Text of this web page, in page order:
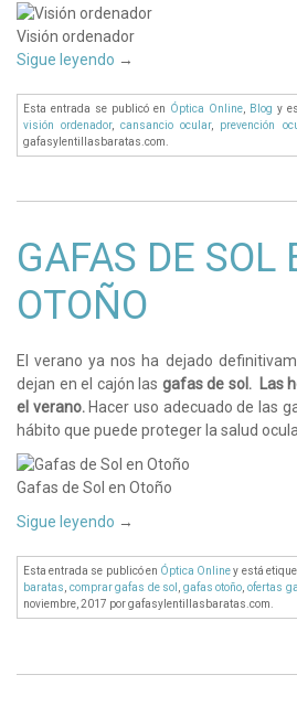
Visión ordenador
Sigue leyendo →
Esta entrada se publicó en Óptica Online Blog y
visión ordenador,cansancio ocular, prevención
gafasylentillasbaratas.com
GAFAS DE SOL
OTOÑO
El verano ya nos ha dejado
dejan en el cajón las gafas de sol. Las
el verano.Hacer uso adecuado de las
hábito que puede proteger la salud
Gafas de Sol en Otoño
Sigue leyendo →
Esta entrada se publicó en Óptica Onliney está
baratas comprar gafas de sol gafas otoño ofertas
noviembre, 2017 por gafasylentillasbaratas.com